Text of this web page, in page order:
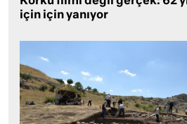
için için yanıyor